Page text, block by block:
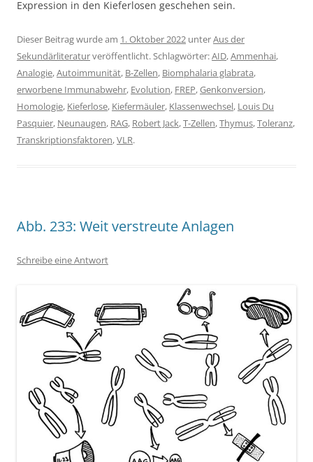
Expression in den Kieferlosen geschehen sein.
Dieser Beitrag wurde am 1. Oktober 2022 unterAus der
Sekundärliteraturveröffentlicht. Schlagwörter:AID,Ammenhai,
Analogie,Autoimmunität, B-Zellen, Biomphalaria glabrata,
erworbene Immunabwehr, Evolution, FREP,Genkonversion,
Homologie, Kieferlose, Kiefermäuler, Klassenwechsel, Louis Du
Pasquier, Neunaugen, RAG, Robert Jack,T-Zellen,Thymus,Toleranz,
Transkriptionsfaktoren,VLR.
Abb. 233: Weit verstreute Anlagen
Schreibe eine Antwort